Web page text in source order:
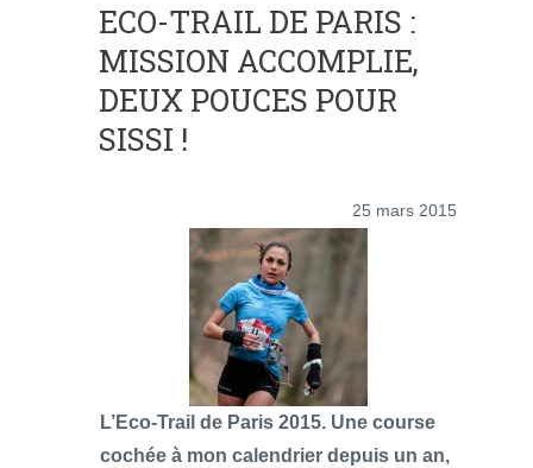
ECO-TRAIL DE PARIS :
MISSION ACCOMPLIE,
DEUX POUCES POUR
SISSI !
25 mars 2015
L’Eco-Trail de Paris 2015. Une course
cochée à mon calendrier depuis un an,